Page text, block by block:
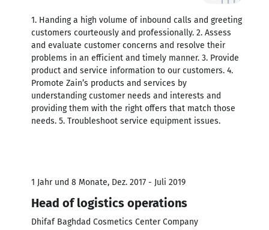
1. Handing a high volume of inbound calls and greeting
customers courteously and professionally. 2. Assess
and evaluate customer concerns and resolve their
problems in an efficient and timely manner. 3. Provide
product and service information to our customers. 4.
Promote Zain’s products and services by
understanding customer needs and interests and
providing them with the right offers that match those
needs. 5. Troubleshoot service equipment issues.
1 Jahr und 8 Monate, Dez. 2017 - Juli 2019
Head of logistics operations
Dhifaf Baghdad Cosmetics Center Company